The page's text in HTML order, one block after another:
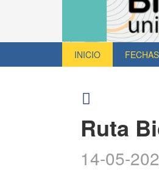
INICIO FECHAS
Ruta
14-05-